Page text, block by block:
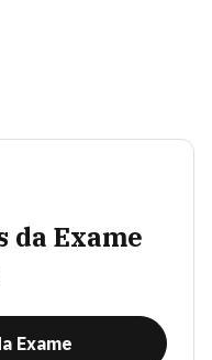
da Exame
Exame